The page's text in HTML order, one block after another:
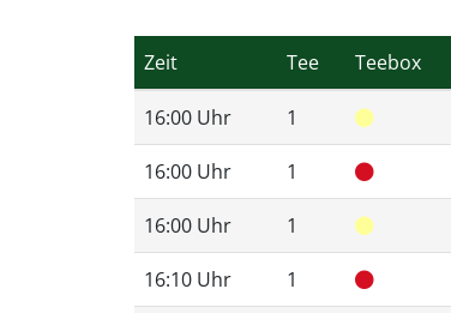
Zeit Tee Teebox
16:00 Uhr 1
16:00 Uhr 1
16:00 Uhr 1
16:10 Uhr 1